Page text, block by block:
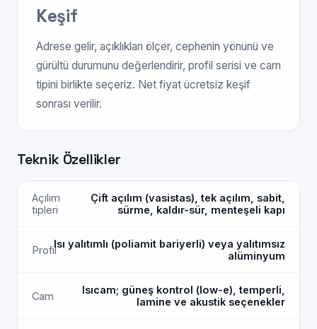
Keşif
Adrese gelir, açıklıkları ölçer, cephenin yönünü ve
gürültü durumunu değerlendirir, profil serisi ve cam
tipini birlikte seçeriz. Net fiyat ücretsiz keşif
sonrası verilir.
Teknik Özellikler
Açılım
tipleri
Çift açılım (vasistas), tek açılım, sabit,
sürme, kaldır-sür, menteşeli kapı
ProfilIsı yalıtımlı (poliamit bariyerli) veya yalıtımsız
alüminyum
Cam
Isıcam; güneş kontrol (low-e), temperli,
lamine ve akustik seçenekler